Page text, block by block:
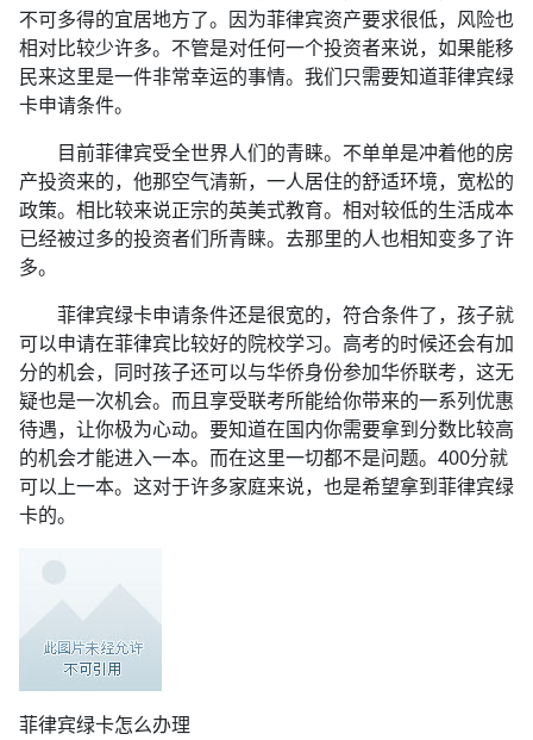
不可多得的宜居地方了。因为菲律宾资产要求很低，风险也
相对比较少许多。不管是对任何一个投资者来说，如果能移
民来这里是一件非常幸运的事情。我们只需要知道菲律宾绿
卡申请条件。
目前菲律宾受全世界人们的青睐。不单单是冲着他的房
产投资来的，他那空气清新，一人居住的舒适环境，宽松的
政策。相比较来说正宗的英美式教育。相对较低的生活成本
已经被过多的投资者们所青睐。去那里的人也相知变多了许
多。
菲律宾绿卡申请条件还是很宽的，符合条件了，孩子就
可以申请在菲律宾比较好的院校学习。高考的时候还会有加
分的机会，同时孩子还可以与华侨身份参加华侨联考，这无
疑也是一次机会。而且享受联考所能给你带来的一系列优惠
待遇，让你极为心动。要知道在国内你需要拿到分数比较高
的机会才能进入一本。而在这里一切都不是问题。400分就
可以上一本。这对于许多家庭来说，也是希望拿到菲律宾绿
卡的。
菲律宾绿卡怎么办理